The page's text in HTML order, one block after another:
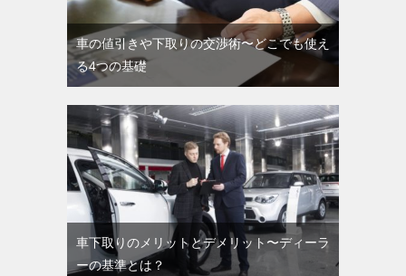
車の値引きや下取りの交渉術〜どこでも使え
る4つの基礎
車下取りのメリットとデメリット〜ディーラ
ーの基準とは？